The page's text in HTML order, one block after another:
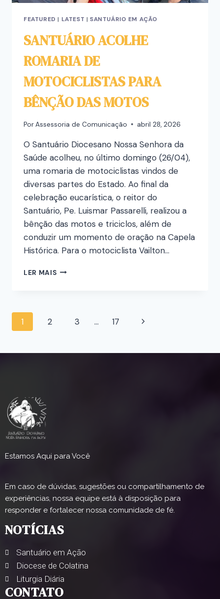
FEATURED | LATEST | SANTUÁRIO EM AÇÃO
SANTUÁRIO ACOLHE
ROMARIA DE
MOTOCICLISTAS PARA
BÊNÇÃO DAS MOTOS
PorAssessoria de Comunicação abril 28, 2026
O Santuário Diocesano Nossa Senhora da
Saúde acolheu, no último domingo (26/04),
uma romaria de motociclistas vindos de
diversas partes do Estado. Ao final da
celebração eucarística, o reitor do
Santuário, Pe. Luismar Passarelli, realizou a
bênção das motos e triciclos, além de
conduzir um momento de oração na Capela
Histórica. Para o motociclista Vailton…
LER MAIS
1 2 3 … 17
Estamos Aqui para Você
Em caso de dúvidas, sugestões ou compartilhamento de
experiências, nossa equipe está à disposição para
responder e fortalecer nossa comunidade de fé.
NOTÍCIAS
Santuário em Ação
Diocese de Colatina
Liturgia Diária
CONTATO